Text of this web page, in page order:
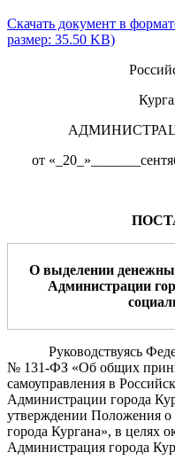
Скачать документ в
размер: 35.50 KB)
от
О выделении
Администрации
Руководствуясь
№ 131-ФЗ «Об общих
самоуправления в
Администрации города
утверждении Положения
города Кургана», в целях
Администрация города